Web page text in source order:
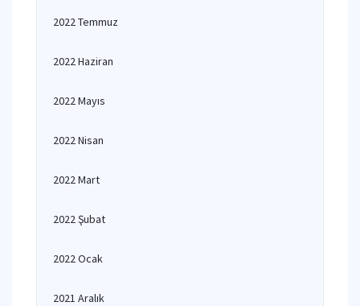
2022 Temmuz
2022 Haziran
2022 Mayıs
2022 Nisan
2022 Mart
2022 Şubat
2022 Ocak
2021 Aralık